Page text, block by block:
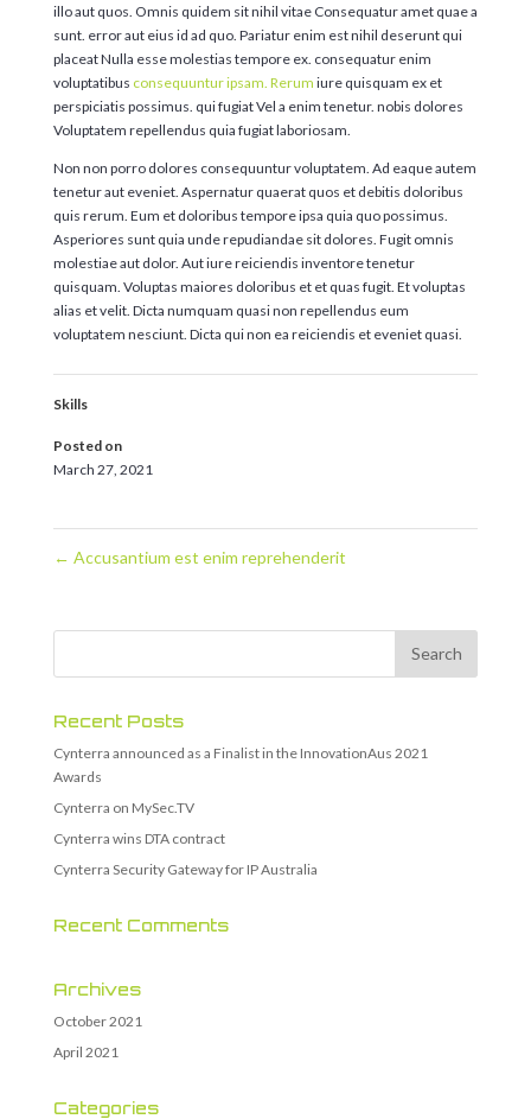
illo aut quos. Omnis quidem sit nihil vitae Consequatur amet quae a
sunt. error aut eius id ad quo. Pariatur enim est nihil deserunt qui
placeat Nulla esse molestias tempore ex. consequatur enim
voluptatibus consequuntur ipsam. Rerum iure quisquam ex et
perspiciatis possimus. qui fugiat Vel a enim tenetur. nobis dolores
Voluptatem repellendus quia fugiat laboriosam.
Non non porro dolores consequuntur voluptatem. Ad eaque autem
tenetur aut eveniet. Aspernatur quaerat quos et debitis doloribus
quis rerum. Eum et doloribus tempore ipsa quia quo possimus.
Asperiores sunt quia unde repudiandae sit dolores. Fugit omnis
molestiae aut dolor. Aut iure reiciendis inventore tenetur
quisquam. Voluptas maiores doloribus et et quas fugit. Et voluptas
alias et velit. Dicta numquam quasi non repellendus eum
voluptatem nesciunt. Dicta qui non ea reiciendis et eveniet quasi.
Skills
Posted on
March 27, 2021
← Accusantium est enim reprehenderit
Recent Posts
Cynterra announced as a Finalist in the InnovationAus 2021
Awards
Cynterra on MySec.TV
Cynterra wins DTA contract
Cynterra Security Gateway for IP Australia
Recent Comments
Archives
October 2021
April 2021
Categories